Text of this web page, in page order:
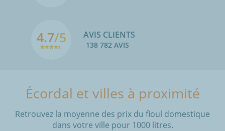
4.7/5 AVIS CLIENTS
138 782 AVIS
Écordal et villes à proximité
Retrouvez la moyenne des prix du fioul domestique
dans votre ville pour 1000 litres.